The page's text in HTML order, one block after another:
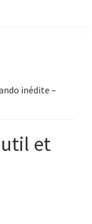
inédite –
et